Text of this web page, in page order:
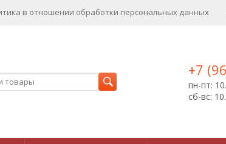
в отношении обработки персональных данныx
+7
пн-пт:
сб-вс: